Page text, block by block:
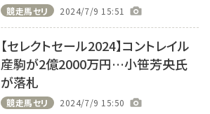
競走馬セリ 2024/7/9 15:51
【セレクトセール2024】コントレイル
産駒が2億2000万円…小笹芳央氏
が落札
競走馬セリ 2024/7/9 15:50